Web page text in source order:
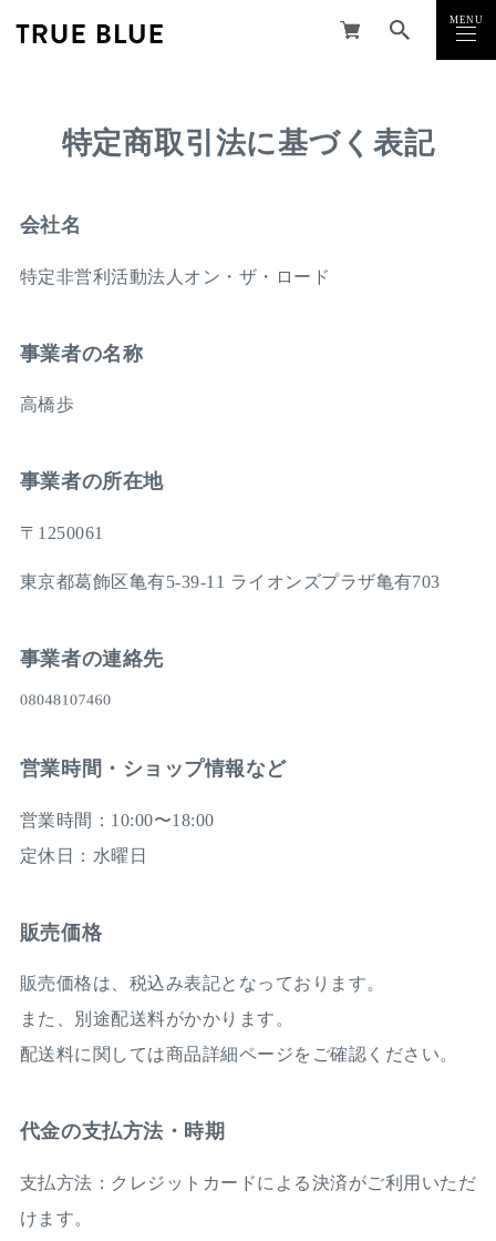
MENU
CLOSE
特定商取引法に基づく表記
会社名
特定非営利活動法人オン・ザ・ロード
事業者の名称
高橋歩
事業者の所在地
〒1250061
東京都葛飾区亀有5-39-11 ライオンズプラザ亀有703
事業者の連絡先
営業時間・ショップ情報など
営業時間：10:00〜18:00
定休日：水曜日
販売価格
販売価格は、税込み表記となっております。
また、別途配送料がかかります。
配送料に関しては商品詳細ページをご確認ください。
代金の支払方法・時期
支払方法：クレジットカードによる決済がご利用いただ
けます。